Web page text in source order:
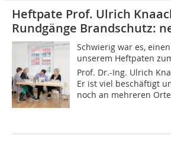
Heftpate Prof. Ulrich
Rundgänge Brandschutz:
Schwierig war es,
unserem Heftpaten zum
Prof. Dr.-Ing. Ulrich
Er ist viel beschäftigt
noch an mehreren